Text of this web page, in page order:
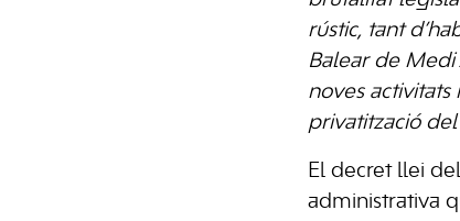
rústic, tant
Balear de
noves activitats
privatització
El decret llei
administrativa